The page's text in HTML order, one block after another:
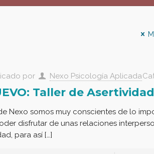
por Nexo Psicología Aplicada
Taller de Asertividad
Nexo somos muy conscientes de lo
disfrutar de unas relaciones
para así […]